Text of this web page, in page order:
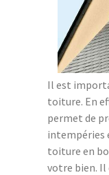
Il est
toiture. En
permet de
intempéries
toiture en
votre bien. Il